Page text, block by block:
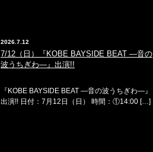
2026.7.12
7/12（日）『KOBE BAYSIDE BEAT —音の
波うちぎわ—』出演!!
『KOBE BAYSIDE BEAT —音の波うちぎわ—』
出演!! 日付：7月12日（日） 時間：①14:00 […]